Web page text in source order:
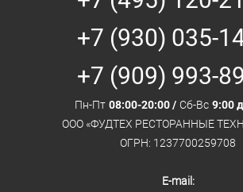
+7 (930) 035-
+7 (909) 993-
Пн-Пт 08:00-20:00 / Сб-Вс 9:00
ООО «ФУДТЕХ РЕСТОРАННЫЕ
ОГРН: 1237700259708
E-mail: